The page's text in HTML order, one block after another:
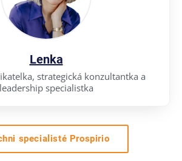
Lenka
strategická konzultantka a
leadership specialistka
specialisté Prospirio